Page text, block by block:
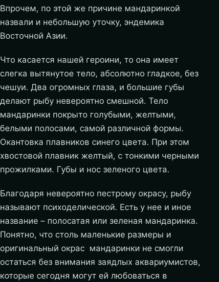
Впрочем, по этой же причине мандаринкой
назвали и небольшую уточку, эндемика
Восточной Азии.
Что касается нашей героини, то она имеет
слегка вытянутое тело, абсолютно гладкое, без
чешуи. Два огромных глаза, и большие губы
делают рыбу невероятно смешной. Тело
мандаринки покрыто голубыми, желтыми,
белыми полосами, самой различной формы.
Окантовка плавников синего цвета. При этом
хвостовой плавник желтый, с тонкими черными
прожилками. Губы и нос зеленого цвета.
Благодаря невероятно пестрому окрасу, рыбу
называют психоделической. Есть у нее и иное
название – полосатая или зеленая мандаринка.
Понятно, что столь маленькие размеры и
оригинальный окрас мандаринки не смогли
остаться без внимания заядлых аквариумистов,
которые сегодня могут ей любоваться в